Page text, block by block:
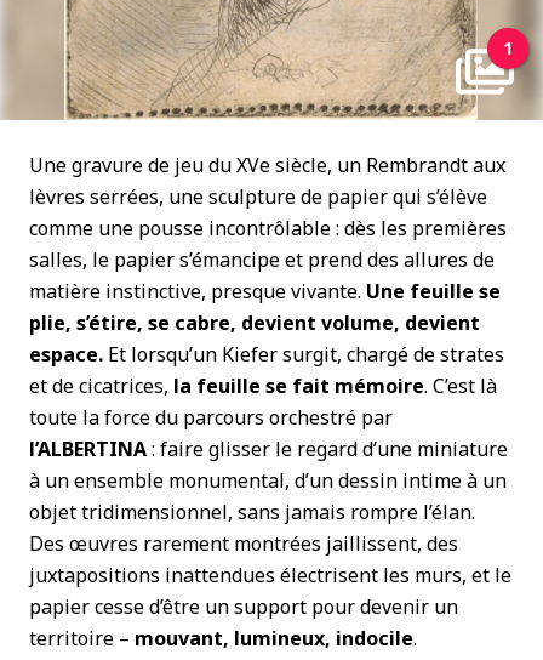
1
Une gravure de jeu du XVe siècle, un Rembrandt aux
lèvres serrées, une sculpture de papier qui s’élève
comme une pousse incontrôlable : dès les premières
salles, le papier s’émancipe et prend des allures de
matière instinctive, presque vivante. Une feuille se
plie, s’étire, se cabre, devient volume, devient
espace. Et lorsqu’un Kiefer surgit, chargé de strates
et de cicatrices, la feuille se fait mémoire. C’est là
toute la force du parcours orchestré par
l’ALBERTINA: faire glisser le regard d’une miniature
à un ensemble monumental, d’un dessin intime à un
objet tridimensionnel, sans jamais rompre l’élan.
Des œuvres rarement montrées jaillissent, des
juxtapositions inattendues électrisent les murs, et le
papier cesse d’être un support pour devenir un
territoire – mouvant, lumineux, indocile.